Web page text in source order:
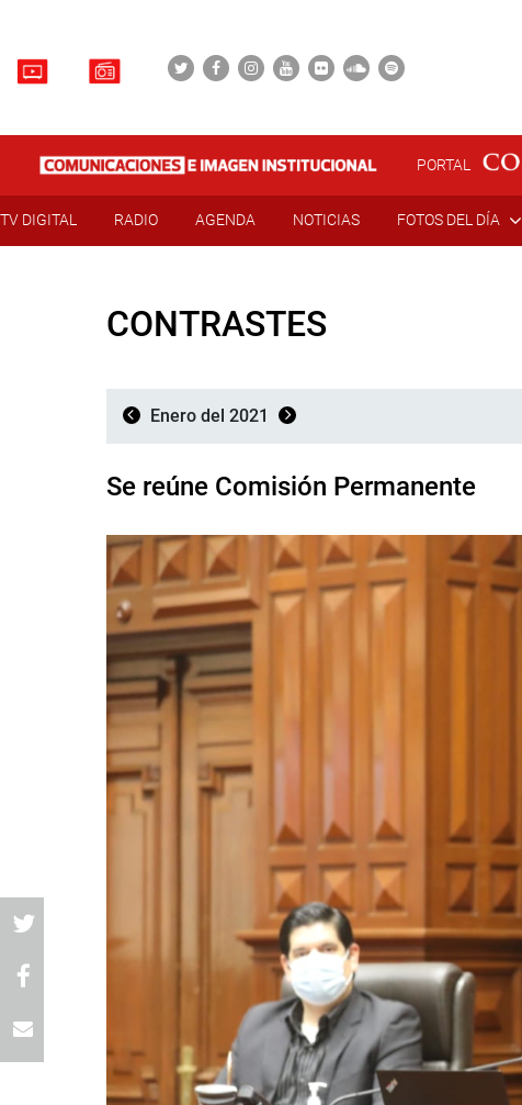
PORTAL
TV DIGITAL RADIO AGENDA NOTICIAS FOTOS DEL DÍA
CONTRASTES
Enero del 2021
Se reúne Comisión Permanente